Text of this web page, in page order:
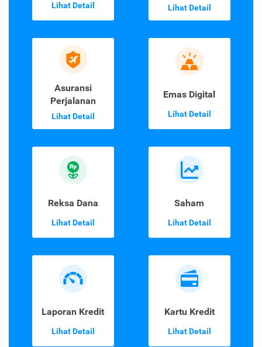
Lihat Detail Lihat Detail
Asuransi
Perjalanan
Lihat Detail
Emas Digital
Lihat Detail
Reksa Dana
Lihat Detail
Saham
Lihat Detail
Laporan Kredit
Lihat Detail
Kartu Kredit
Lihat Detail